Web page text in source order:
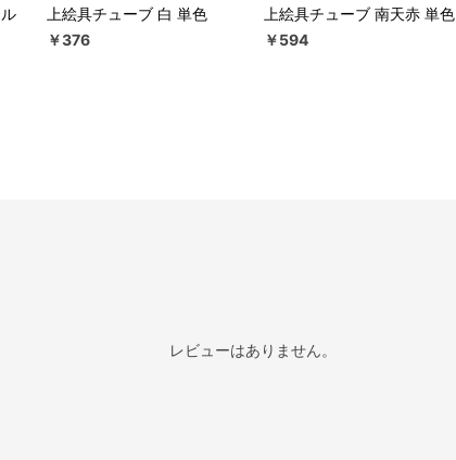
上絵具チューブ 白 単色
￥376
上絵具チューブ 南天赤 単色
￥594
レビューはありません。